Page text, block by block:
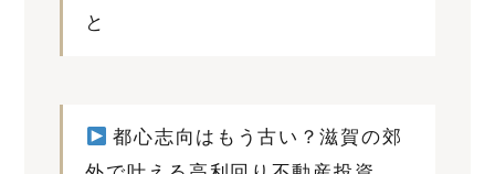
と
都心志向はもう古い？滋賀の郊